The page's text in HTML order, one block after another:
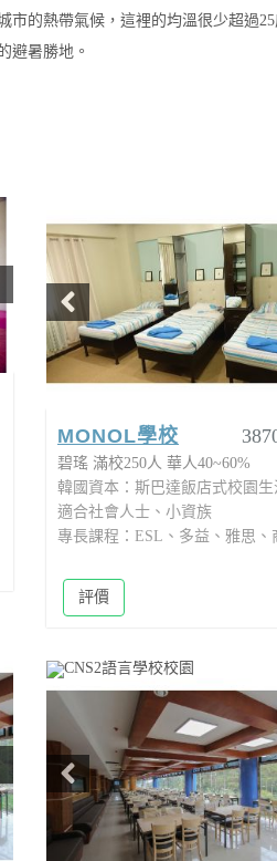
市的熱帶氣候，這裡的均溫很少超過
避暑勝地。
MONOL學校
碧瑤 滿校250人 華人40~60%
韓國資本：斯巴達飯店式校園生
適合社會人士、小資族
專長課程：ESL、多益、雅思、
評價